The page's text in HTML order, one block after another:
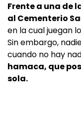
Frente a una de
al Cementerio
en la cual juegan
Sin embargo,
cuando no hay
hamaca, que
sola.